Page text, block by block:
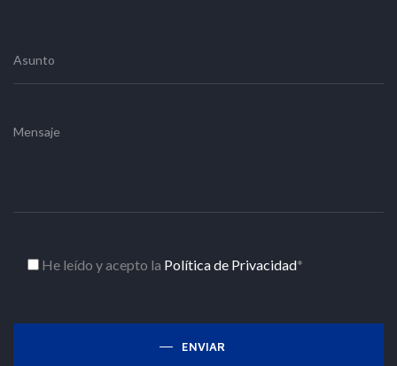
He leído y acepto la Política de Privacidad*
ENVIAR